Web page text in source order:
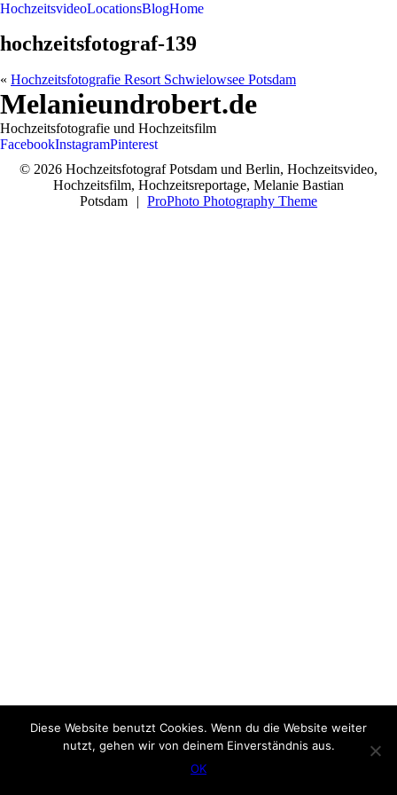
HochzeitsvideoLocationsBlogHome
hochzeitsfotograf-139
« Hochzeitsfotografie Resort Schwielowsee Potsdam
Melanieundrobert.de
Hochzeitsfotografie und Hochzeitsfilm
FacebookInstagramPinterest
© 2026 Hochzeitsfotograf Potsdam und Berlin, Hochzeitsvideo,
Hochzeitsfilm, Hochzeitsreportage, Melanie Bastian
Potsdam
| ProPhoto Photography Theme
Diese Website benutzt Cookies. Wenn du die Website weiter
nutzt, gehen wir von deinem Einverständnis aus.
OK